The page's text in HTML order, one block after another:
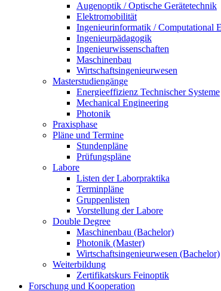
Augenoptik / Optische Gerätetechnik
Elektromobilität
Ingenieurinformatik / Computational
Ingenieurpädagogik
Ingenieurwissenschaften
Maschinenbau
Wirtschaftsingenieurwesen
Masterstudiengänge
Energieeffizienz Technischer Systeme
Mechanical Engineering
Photonik
Praxisphase
Pläne und Termine
Stundenpläne
Prüfungspläne
Labore
Listen der Laborpraktika
Terminpläne
Gruppenlisten
Vorstellung der Labore
Double Degree
Maschinenbau (Bachelor)
Photonik (Master)
Wirtschaftsingenieurwesen (Bachelor)
Weiterbildung
Zertifikatskurs Feinoptik
Forschung und Kooperation